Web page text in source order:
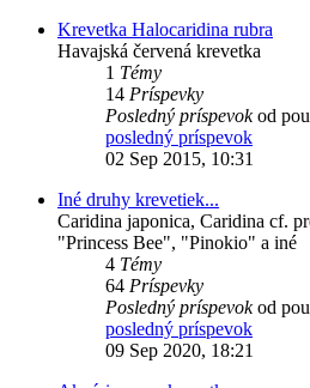
Krevetka Halocaridina rubra
Havajská červená krevetka
1 Témy
14 Príspevky
Posledný príspevokod
posledný príspevok
02 Sep 2015, 10:31
Iné druhy krevetiek...
Caridina japonica, Caridina cf.
"Princess Bee", "Pinokio" a iné
4 Témy
64 Príspevky
Posledný príspevokod
posledný príspevok
09 Sep 2020, 18:21